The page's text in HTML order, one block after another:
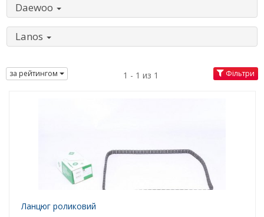
Daewoo
Lanos
за рейтингом 1 - 1 из 1 Фільтри
Ланцюг роликовий